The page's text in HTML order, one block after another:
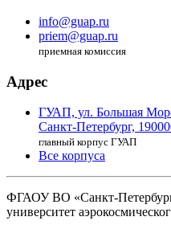
info@guap.ru
priem@guap.ru
приемная комиссия
Адрес
ГУАП, ул. Большая
Санкт-Петербург,
главный корпус ГУАП
Все корпуса
ФГАОУ ВО «Санкт-
университет